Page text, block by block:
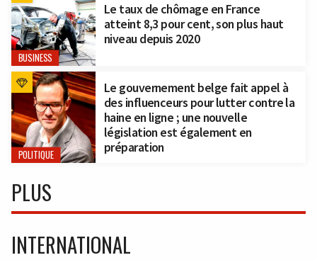
BUSINESS
Le taux de chômage en France
atteint 8,3 pour cent, son plus haut
niveau depuis 2020
POLITIQUE
Le gouvernement belge fait appel à
des influenceurs pour lutter contre la
haine en ligne ; une nouvelle
législation est également en
préparation
PLUS
INTERNATIONAL